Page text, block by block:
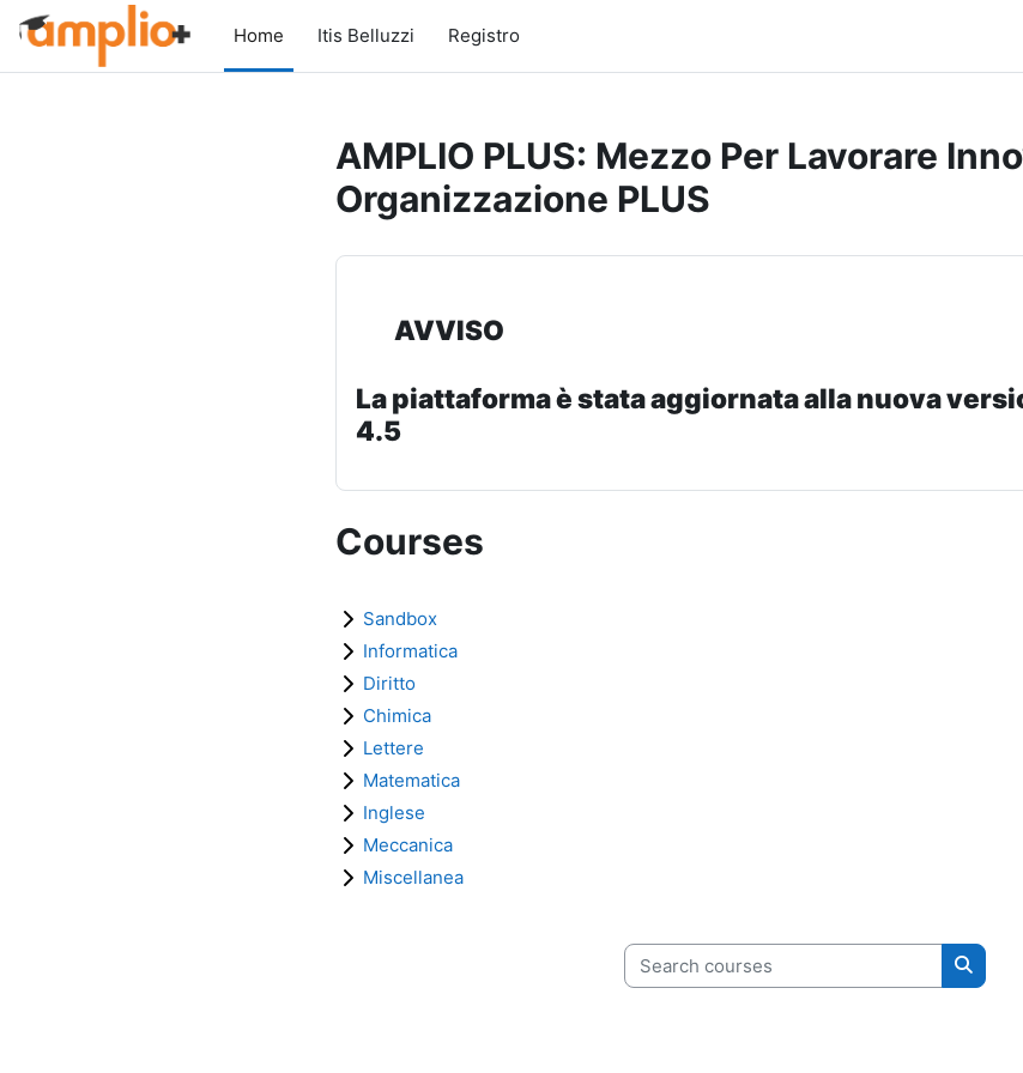
Skip to main content
Home
Itis Belluzzi Registro
AMPLIO PLUS: Mezzo Per Lavorare
Organizzazione PLUS
AVVISO
La piattaforma è stata aggiornata alla nuova
4.5
Courses
Sandbox
Informatica
Diritto
Chimica
Lettere
Matematica
Inglese
Meccanica
Miscellanea
Search courses
Search